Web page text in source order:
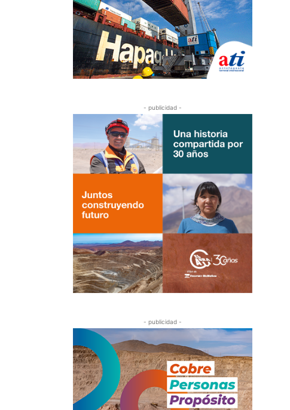
- publicidad -
- publicidad -